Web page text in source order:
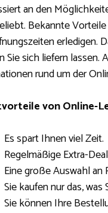
an den
Bekannte
erledigen.
Sie sich liefern
rund um der
von Online-
Es spart Ihnen viel Zeit.
Regelmäßige Extra-
Eine große Auswahl an
Sie kaufen nur das,
Sie können Ihre